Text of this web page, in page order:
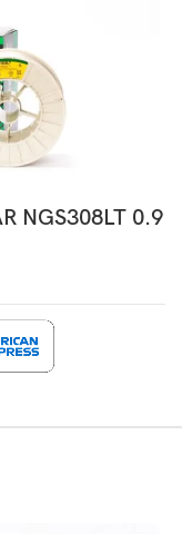
NGS308LT 0.9